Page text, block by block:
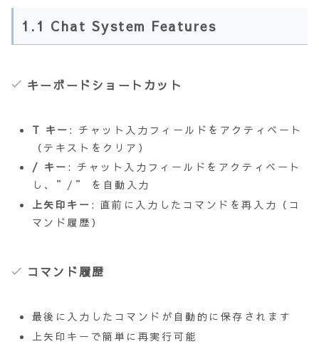
1.1 Chat System Features
キーボードショートカット
T キー : チャット入力フィールドをアクティベート
（テキストをクリア）
/ キー : チャット入力フィールドをアクティベート
し、”/” を自動入力
上矢印キー : 直前に入力したコマンドを再入力（コ
マンド履歴）
コマンド履歴
最後に入力したコマンドが自動的に保存されます
上矢印キーで簡単に再実行可能